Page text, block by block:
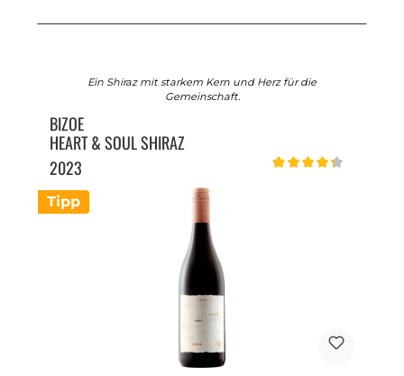
Tipp
Ein Shiraz mit starkem Kern und Herz für die
Gemeinschaft.
BIZOE
HEART & SOUL SHIRAZ
2023